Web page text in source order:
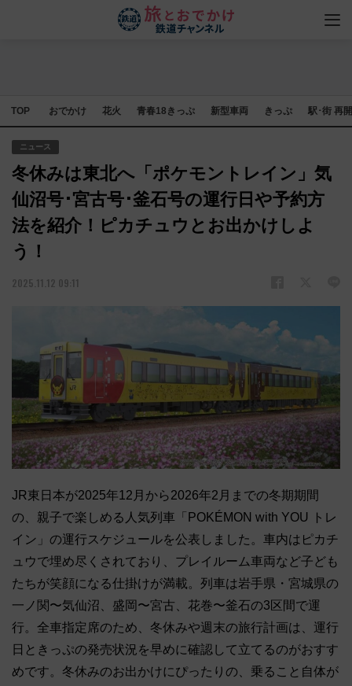
TOP おでかけ 花火 青春18きっぷ 新型車両 きっぷ 駅･街 再
ニュース
冬休みは東北へ「ポケモントレイン」気
仙沼号･宮古号･釜石号の運行日や予約方
法を紹介！ピカチュウとお出かけしよ
う！
2025.11.12 09:11
JR東日本が2025年12月から2026年2月までの冬期期間
の、親子で楽しめる人気列車「POKÉMON with YOU トレ
イン」の運行スケジュールを公表しました。車内はピカチ
ュウで埋め尽くされており、プレイルーム車両など子ども
たちが笑顔になる仕掛けが満載。列車は岩手県・宮城県の
一ノ関〜気仙沼、盛岡〜宮古、花巻〜釜石の3区間で運
行。全車指定席のため、冬休みや週末の旅行計画は、運行
日ときっぷの発売状況を早めに確認して立てるのがおすす
めです。冬休みのお出かけにぴったりの、乗ること自体が